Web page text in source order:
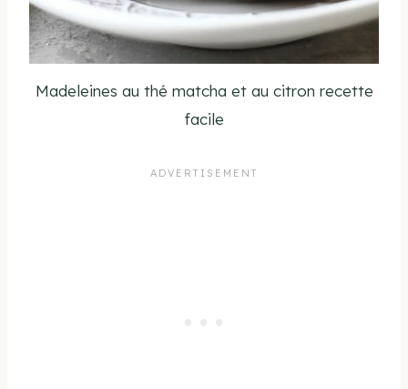
Madeleines au thé matcha et au citron recette
facile